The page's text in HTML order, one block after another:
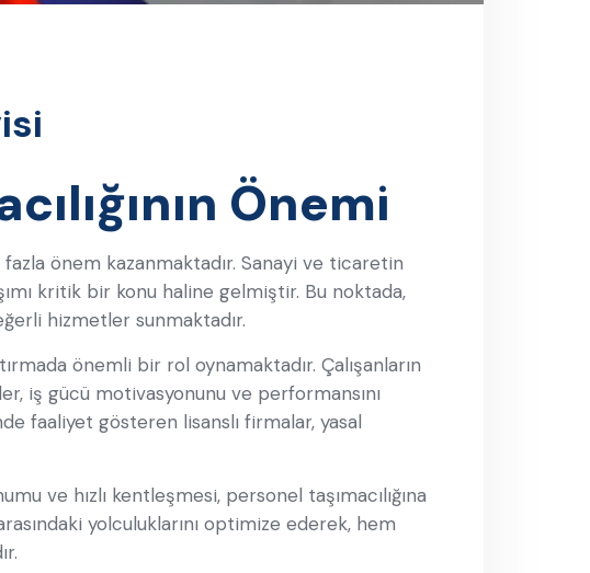
Önemi
önem kazanmaktadır. Sanayi ve ticaretin
kritik bir konu haline gelmiştir. Bu noktada,
hizmetler sunmaktadır.
önemli bir rol oynamaktadır. Çalışanların
iş gücü motivasyonunu ve performansını
faaliyet gösteren lisanslı firmalar, yasal
ve hızlı kentleşmesi, personel taşımacılığına
yolculuklarını optimize ederek, hem